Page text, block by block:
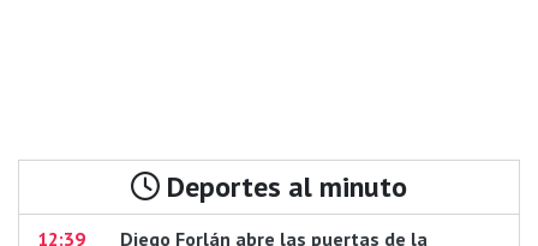
Deportes al minuto
12:39
Diego Forlán abre las puertas de la